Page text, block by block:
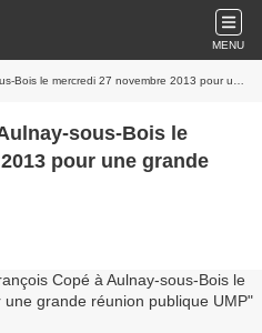
MENU
27 novembre 2013 pour une grande réunion publique UMP
sous-Bois le
pour une grande